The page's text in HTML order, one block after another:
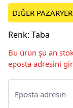
DİĞER
Renk: Taba
Bu ürün şu an
eposta adresini